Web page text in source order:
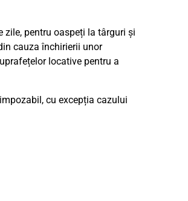
pentru oaspeți la târguri și
cauza închirierii unor
locative pentru a
cu excepția cazului